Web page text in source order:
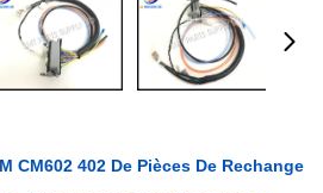
CM602 402 De Pièces De Rechange